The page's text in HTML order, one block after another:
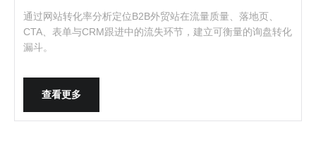
通过网站转化率分析定位B2B外贸站在流量质量、落地页、
CTA、表单与CRM跟进中的流失环节，建立可衡量的询盘转化
漏斗。
查看更多